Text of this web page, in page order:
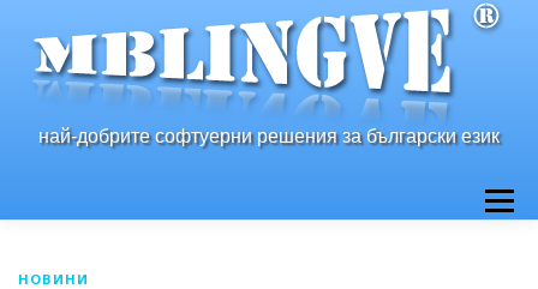
съдържанието
най-добрите софтуерни решения за български език
Меню
НОВИНИ